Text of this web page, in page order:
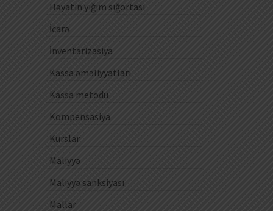
Həyatın yığım sığortası
İcarə
İnventarizasiya
Kassa əməliyyatları
Kassa metodu
Kompensasiya
Kurslar
Maliyyə
Maliyyə sanksiyası
Mallar